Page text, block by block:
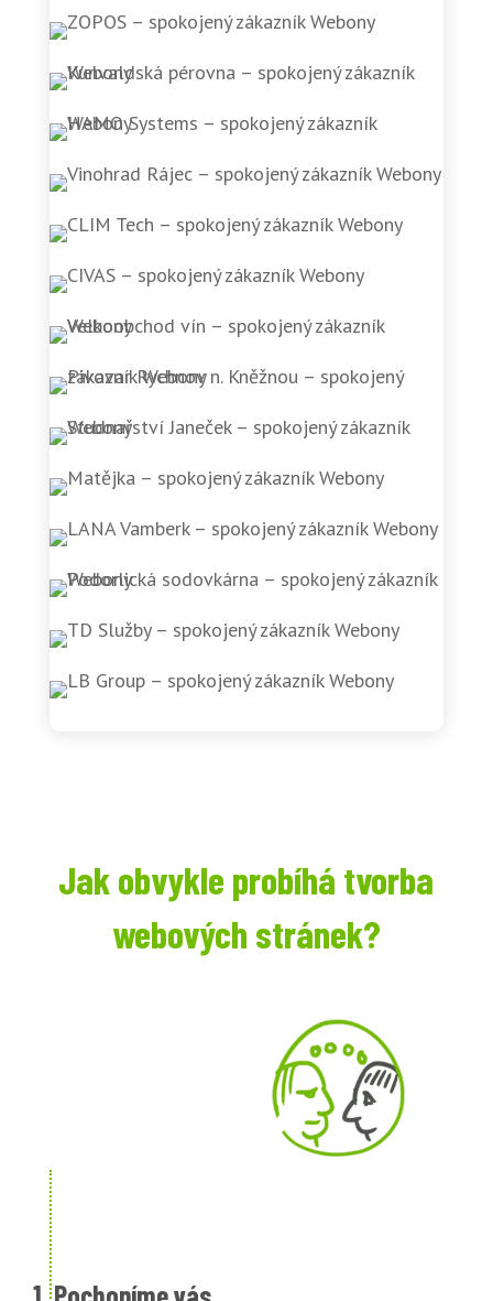
Jak obvykle probíhá tvorba
webových stránek?